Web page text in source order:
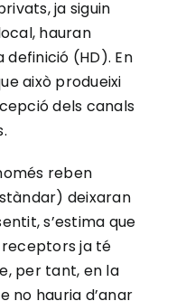
ja siguin
hauran
(HD). En
això produeixi
dels canals
reben
deixaran
s’estima que
receptors ja té
per tant, en la
no hauria d’anar